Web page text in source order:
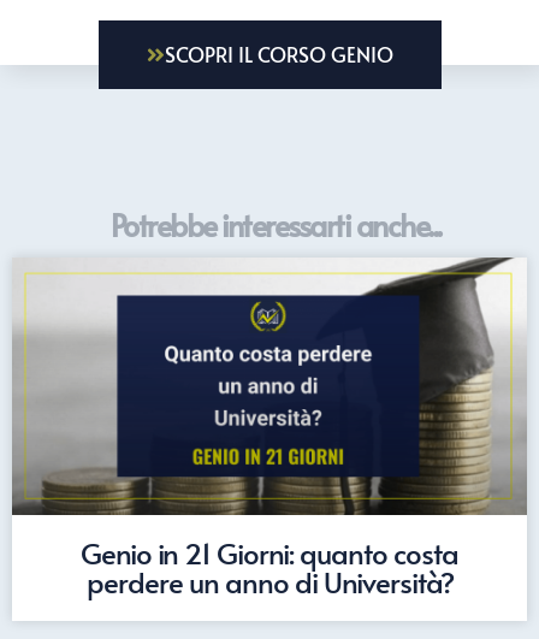
SCOPRI IL CORSO GENIO
Potrebbe interessarti anche...
Genio in 21 Giorni: quanto costa
perdere un anno di Università?